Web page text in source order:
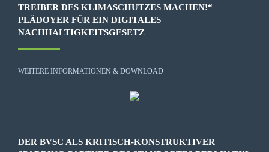
TREIBER DES KLIMASCHUTZES MACHEN!“
PLÄDOYER FÜR EIN DIGITALES
NACHHALTIGKEITSGESETZ
WEITERE INFORMATIONEN & DOWNLOAD
DER BVSC ALS KRITISCH-KONSTRUKTIVER